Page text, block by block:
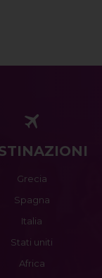
Grecia
Spagna
Italia
Stati uniti
Africa